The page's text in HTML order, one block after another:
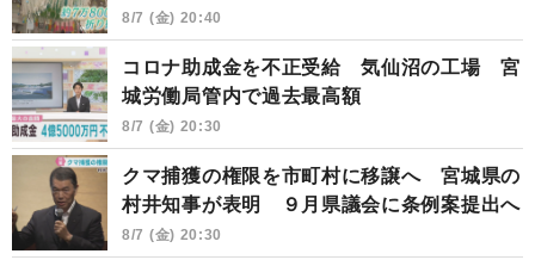
8/7 (金) 20:40
コロナ助成金を不正受給 気仙沼の工場 宮
城労働局管内で過去最高額
8/7 (金) 20:30
クマ捕獲の権限を市町村に移譲へ 宮城県の
村井知事が表明 ９月県議会に条例案提出へ
8/7 (金) 20:30